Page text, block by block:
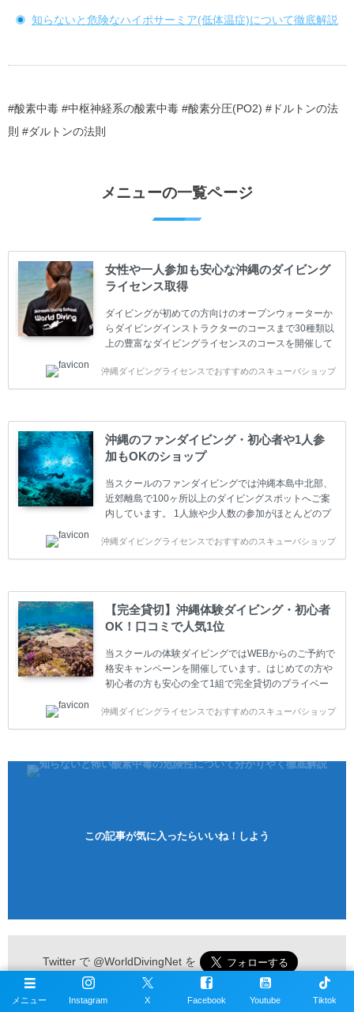
知らないと危険なハイポサーミア(低体温症)について徹底解説
#酸素中毒 #中枢神経系の酸素中毒 #酸素分圧(PO2) #ドルトンの法
則 #ダルトンの法則
メニューの一覧ページ
女性や一人参加も安心な沖縄のダイビング
ライセンス取得
ダイビングが初めての方向けのオープンウォーターか
らダイビングインストラクターのコースまで30種類以
上の豊富なダイビングライセンスのコースを開催して
(TEC)のコースもご用意しています。 当スクールを受
講するお客様は一人参加などの少人数のご参加が最も
は年間を通じてキャンペーンを行っています。 ベーシ
ックダイバー(Cカード) 1日間+eラーニング 最安値キ
ャンペーン ￥22800(税込) ￥16800(税込) 器材 / 送
迎 / 保険 / 全て込み ダイビング...
沖縄ダイビングライセンスでおすすめのスキューバショップ
沖縄のファンダイビング・初心者や1人参
加もOKのショップ
当スクールのファンダイビングでは沖縄本島中北部、
近郊離島で100ヶ所以上のダイビングスポットへご案
内しています。 1人旅や少人数の参加がほとんどのプ
の方も安心して楽しめるようにリフレッシュダイビン
グコースもご用意しています。お1人様も初心者の方
ーター様はファンダイビングの全てのコース費が
10%OFF、フル器材レンタルが50%OFFになります。
沖縄本島周辺ビーチ・ファンダイビング ￥13800(税
込)【 2ビーチ 】 ウエイト / タンク / 送迎...
沖縄ダイビングライセンスでおすすめのスキューバショップ
【完全貸切】沖縄体験ダイビング・初心者
OK！口コミで人気1位
当スクールの体験ダイビングではWEBからのご予約で
格安キャンペーンを開催しています。はじめての方や
初心者の方も安心の全て1組で完全貸切のプライベー
1人様から気軽にご参加ください。 全てのコースで高
画質の記念撮影&水中撮影付きです。初心者の方やダ
沖縄ダイビングライセンスでおすすめのスキューバショップ
この記事が気に入ったらいいね！しよう
Twitter で @WorldDivingNetを
メニュー Instagram X Facebook Youtube Tiktok